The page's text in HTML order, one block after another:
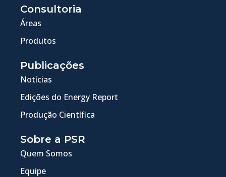
Consultoria
Áreas
Produtos
Publicações
Notícias
Edições do Energy Report
Produção Científica
Sobre a PSR
Quem Somos
Equipe